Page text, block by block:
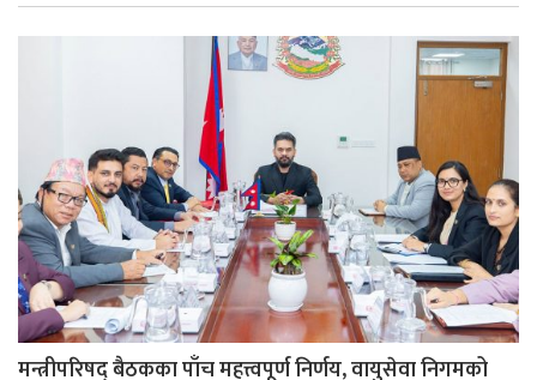
मन्त्रीपरिषद् बैठकका पाँच महत्त्वपूर्ण निर्णय, वायुसेवा निगमको